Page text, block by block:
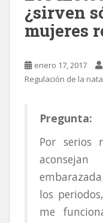
¿sirven
mujeres
enero 17, 2017
Regulación de la
Pregunta:
Por serios
los
me